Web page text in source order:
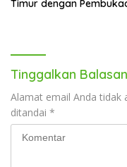
Timur dengan
Tinggalkan Balasan
Alamat email Anda tidak
ditandai *